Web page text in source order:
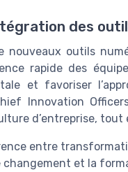
des
nouveaux outils
rapide des
et favoriser
Innovation
d’entreprise, tout
entre
changement et la